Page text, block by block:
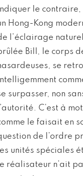
le contraire,
Hong-Kong
l’éclairage
Bill, le corps
se
surpasser, non
C’est à
le faisait en
de l’ordre
unités spéciales
réalisateur n’ait